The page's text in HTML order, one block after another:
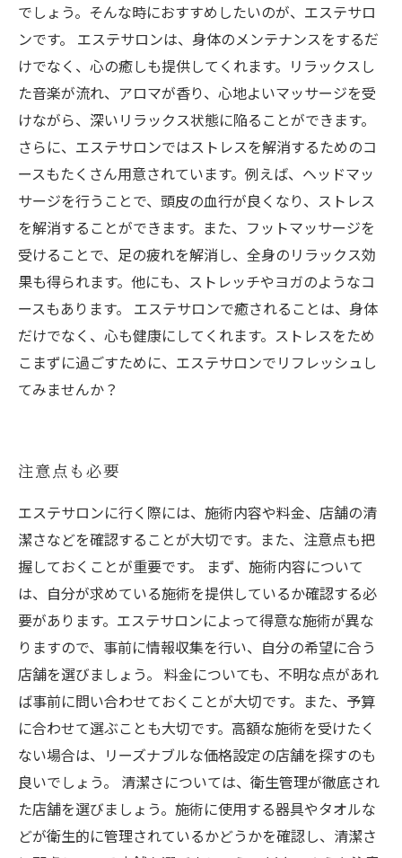
でしょう。そんな時におすすめしたいのが、エステサロ
ンです。 エステサロンは、身体のメンテナンスをするだ
けでなく、心の癒しも提供してくれます。リラックスし
た音楽が流れ、アロマが香り、心地よいマッサージを受
けながら、深いリラックス状態に陥ることができます。
さらに、エステサロンではストレスを解消するためのコ
ースもたくさん用意されています。例えば、ヘッドマッ
サージを行うことで、頭皮の血行が良くなり、ストレス
を解消することができます。また、フットマッサージを
受けることで、足の疲れを解消し、全身のリラックス効
果も得られます。他にも、ストレッチやヨガのようなコ
ースもあります。 エステサロンで癒されることは、身体
だけでなく、心も健康にしてくれます。ストレスをため
こまずに過ごすために、エステサロンでリフレッシュし
てみませんか？
注意点も必要
エステサロンに行く際には、施術内容や料金、店舗の清
潔さなどを確認することが大切です。また、注意点も把
握しておくことが重要です。 まず、施術内容について
は、自分が求めている施術を提供しているか確認する必
要があります。エステサロンによって得意な施術が異な
りますので、事前に情報収集を行い、自分の希望に合う
店舗を選びましょう。 料金についても、不明な点があれ
ば事前に問い合わせておくことが大切です。また、予算
に合わせて選ぶことも大切です。高額な施術を受けたく
ない場合は、リーズナブルな価格設定の店舗を探すのも
良いでしょう。 清潔さについては、衛生管理が徹底され
た店舗を選びましょう。施術に使用する器具やタオルな
どが衛生的に管理されているかどうかを確認し、清潔さ